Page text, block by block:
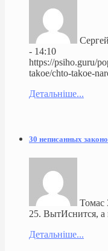
- 14:10
https://psiho.guru/
takoe/chto-takoe-
Детальніше...
30 неписанных
Томас
25. ВытИснится, а
Детальніше...